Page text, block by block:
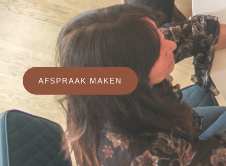
AFSPRAAK MAKEN